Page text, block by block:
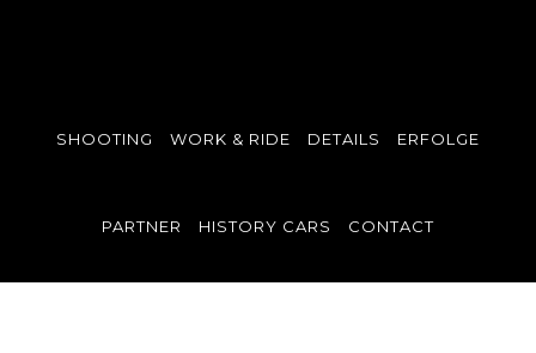
SHOOTING WORK & RIDE DETAILS ERFOLGE
PARTNER HISTORY CARS CONTACT